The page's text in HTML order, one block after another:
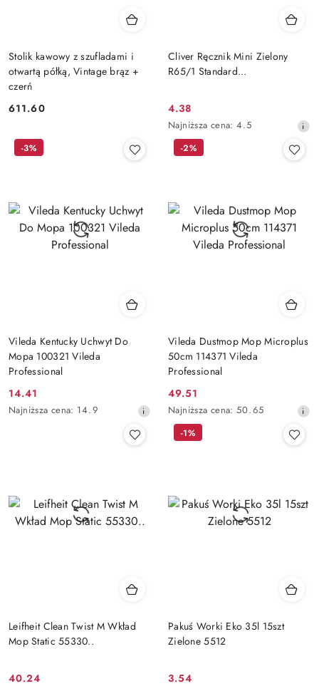
Stolik kawowy z szufladami i
otwartą półką, Vintage brąz +
czerń
Cena:
611.60
Cliver Ręcznik Mini Zielony
R65/1 Standard...
Cena
promocyjna:
4.38
Najniższa
cena
obniżką
Najniższa cena: 4.5
Vileda Kentucky Uchwyt Do
Mopa 100321 Vileda
Professional
Cena
promocyjna:
14.41
Najniższa
Najniższa cena: 14.9
-3%
Vileda Dustmop Mop Microplus
50cm 114371 Vileda
Professional
Cena
promocyjna:
49.51
Najniższa
cena
Najniższa cena: 50.65
-2%
Leifheit Clean Twist M Wkład
Mop Static 55330..
40.24
Pakuś Worki Eko 35l 15szt
Zielone 5512
3.54
-1%